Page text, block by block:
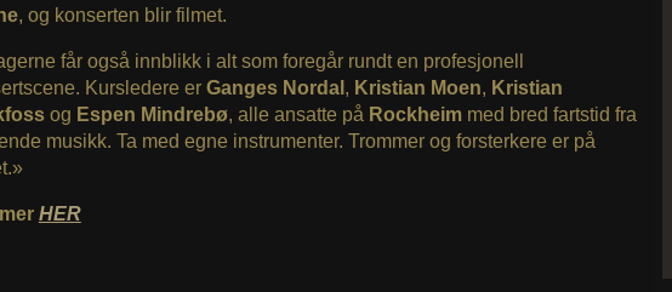
, og konserten blir filmet.
får også innblikk i alt som foregår rundt en profesjonell
Kursledere er Ganges Nordal , Kristian Moen, Kristian
og Espen Mindrebø, alle ansatte på Rockheim med bred fartstid fra
musikk. Ta med egne instrumenter. Trommer og forsterkere er på
HER